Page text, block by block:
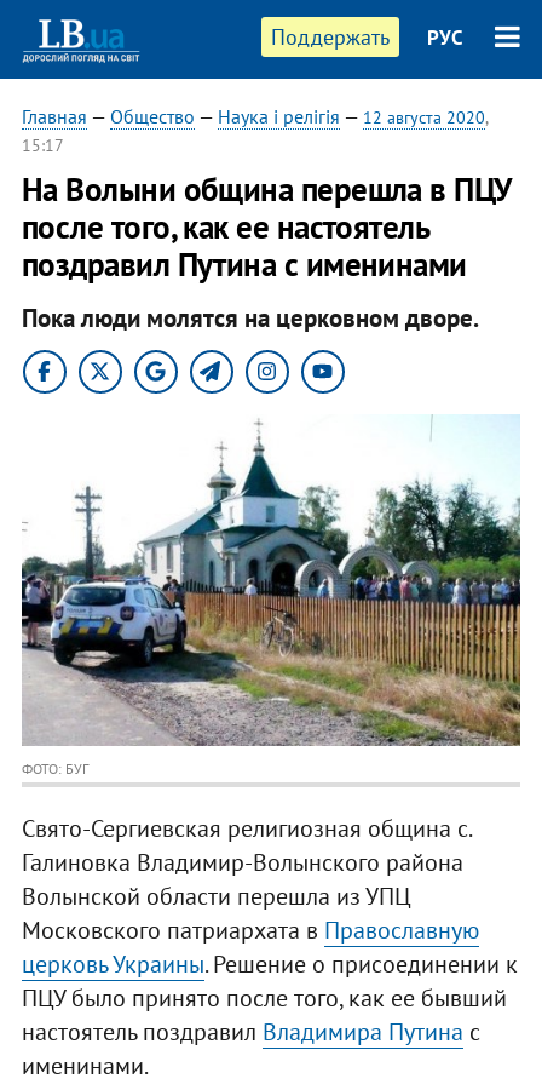
Поддержать РУС
Главная — Общество — Наука і релігія — 12 августа 2020,
15:17
На Волыни община перешла в ПЦУ
после того, как ее настоятель
поздравил Путина с именинами
Пока люди молятся на церковном дворе.
ФОТО: БУГ
Свято-Сергиевская религиозная община с.
Галиновка Владимир-Волынского района
Волынской области перешла из УПЦ
Московского патриархата в Православную
церковь Украины. Решение о присоединении к
ПЦУ было принято после того, как ее бывший
настоятель поздравил Владимира Путина с
именинами.